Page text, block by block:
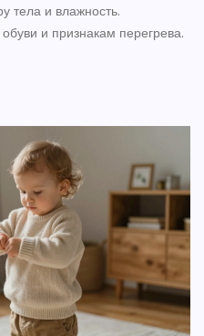
тела и влажность.
и признакам перегрева.